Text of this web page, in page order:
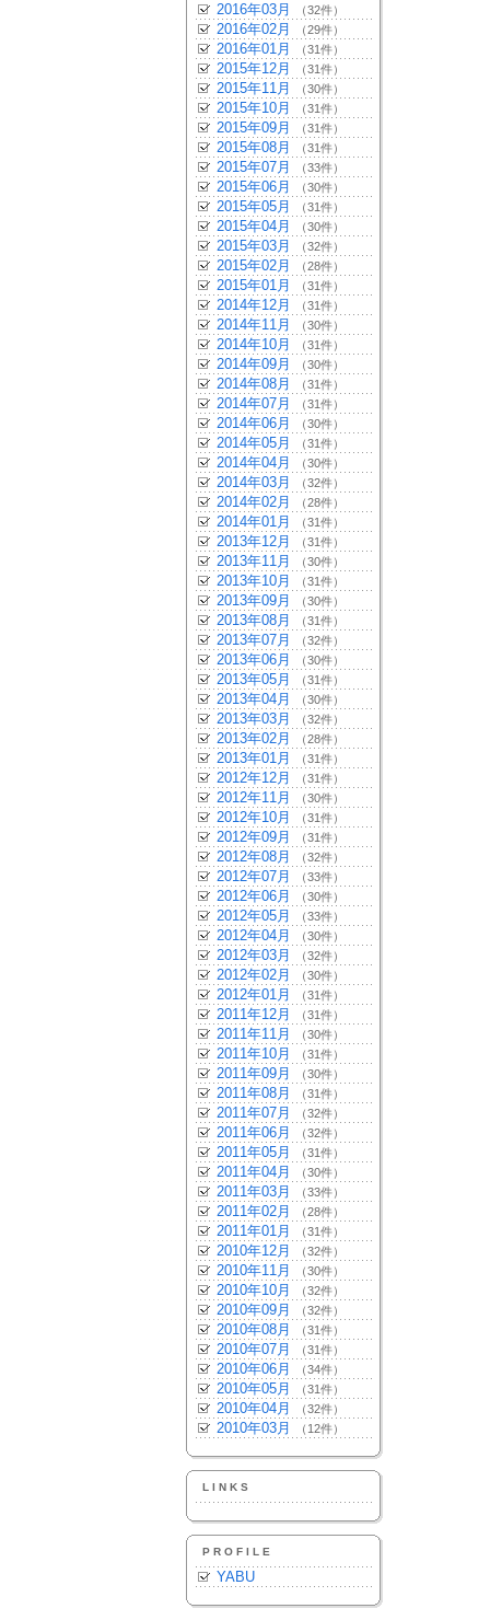
2016年03月 （32件）
2016年02月 （29件）
2016年01月 （31件）
2015年12月 （31件）
2015年11月 （30件）
2015年10月 （31件）
2015年09月 （31件）
2015年08月 （31件）
2015年07月 （33件）
2015年06月 （30件）
2015年05月 （31件）
2015年04月 （30件）
2015年03月 （32件）
2015年02月 （28件）
2015年01月 （31件）
2014年12月 （31件）
2014年11月 （30件）
2014年10月 （31件）
2014年09月 （30件）
2014年08月 （31件）
2014年07月 （31件）
2014年06月 （30件）
2014年05月 （31件）
2014年04月 （30件）
2014年03月 （32件）
2014年02月 （28件）
2014年01月 （31件）
2013年12月 （31件）
2013年11月 （30件）
2013年10月 （31件）
2013年09月 （30件）
2013年08月 （31件）
2013年07月 （32件）
2013年06月 （30件）
2013年05月 （31件）
2013年04月 （30件）
2013年03月 （32件）
2013年02月 （28件）
2013年01月 （31件）
2012年12月 （31件）
2012年11月 （30件）
2012年10月 （31件）
2012年09月 （31件）
2012年08月 （32件）
2012年07月 （33件）
2012年06月 （30件）
2012年05月 （33件）
2012年04月 （30件）
2012年03月 （32件）
2012年02月 （30件）
2012年01月 （31件）
2011年12月 （31件）
2011年11月 （30件）
2011年10月 （31件）
2011年09月 （30件）
2011年08月 （31件）
2011年07月 （32件）
2011年06月 （32件）
2011年05月 （31件）
2011年04月 （30件）
2011年03月 （33件）
2011年02月 （28件）
2011年01月 （31件）
2010年12月 （32件）
2010年11月 （30件）
2010年10月 （32件）
2010年09月 （32件）
2010年08月 （31件）
2010年07月 （31件）
2010年06月 （34件）
2010年05月 （31件）
2010年04月 （32件）
2010年03月 （12件）
LINKS
PROFILE
YABU